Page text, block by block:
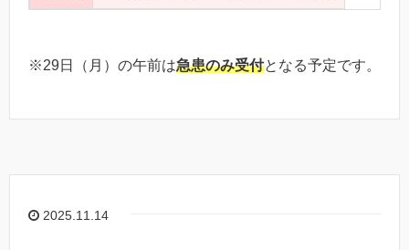
※29日（月）の午前は急患のみ受付となる予定です。
2025.11.14